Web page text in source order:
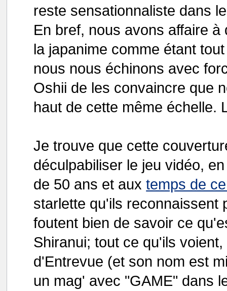
reste sensationnaliste dans
En bref, nous avons affaire
la japanime comme étant
nous nous échinons avec
Oshii de les convaincre que
haut de cette même échelle.
Je trouve que cette
déculpabiliser le jeu vidéo,
de 50 ans et auxtemps de
starlette qu'ils reconnaissent
foutent bien de savoir ce
Shiranui; tout ce qu'ils
d'Entrevue (et son nom est
un mag' avec "GAME" dans